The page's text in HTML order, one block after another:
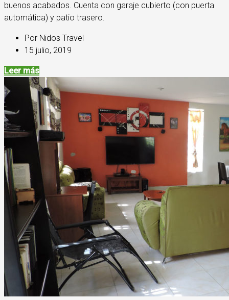
buenos acabados. Cuenta con garaje cubierto (con puerta
automática) y patio trasero.
Por Nidos Travel
15 julio, 2019
Leer más